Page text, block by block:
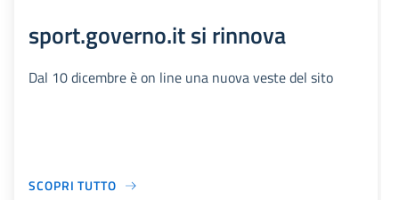
sport.governo.it si rinnova
Dal 10 dicembre è on line una nuova veste del sito
SCOPRI TUTTO